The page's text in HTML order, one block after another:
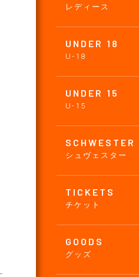
レディース
UNDER 18
U-18
UNDER 15
U-15
SCHWESTER
シュヴェスター
TICKETS
チケット
GOODS
グッズ